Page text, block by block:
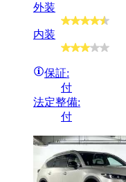
外装
内装
保証:
付
法定整備:
付